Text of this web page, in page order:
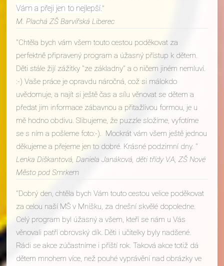
Vám a přeji jen to nejlepší.
M. Plachá ZŠ Barvířská Liberec
Chtěla bych vám všem touto cestou poděkovat za
perfektně připravený program a úžasný přístup k dětem.
Děti stále žijí zážitky "ze základny" a o ničem jiném nemluví.
:-) Vaše práce je opravdu náročná, což si málokdo
uvědomuje, a najít si ještě čas a sílu věnovat se dětem a
předat jim informace zábavnou a přitažlivou formou, je u
mě hodno obdivu. Slibujeme, že puzzle složíme, vyfotíme
se s ním a pošleme foto:-). Mockrát vám všem ještě jednou
děkujeme a přejeme jen to dobré. Krásné podzimní dny.
Lenka Diškantová, Daniela Janáková, děti třídy V.A, ZŠ Nové
Město pod Smrkem
Dobrý den, chtěla bych Vám touto cestou velice poděkovat
za celou naší MŠ v Mníšku, za dnešní skvělé dopoledne.
Celý program byl úžasný a všem, kteří se nám u Vás
věnovali patří obrovský dík. Děti i učitelky byly nadšené.
Rádi se akce zúčastníme i příští rok. Taková akce totiž dá
dětem mnohem více, než pouhé vyprávění nad obrázky ve